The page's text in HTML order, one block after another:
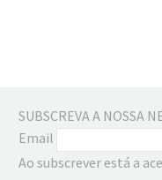
SUBSCREVA A NOSSA
Email
Ao subscrever está a